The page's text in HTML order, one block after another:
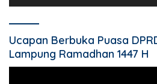
Ucapan Berbuka Puasa
Lampung Ramadhan 1447 H